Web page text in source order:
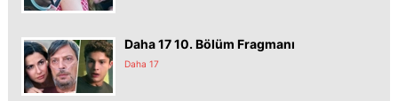
Daha 17 10. Bölüm Fragmanı
Daha 17